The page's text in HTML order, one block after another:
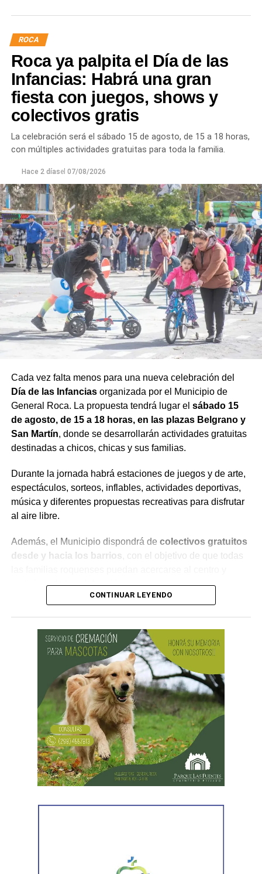
trabaja para sostener la producción de agua potable.
Por otra parte, en Gral. E. Godoy se registran valores de
turbiedad cercanos a 80 NTU, mientras que en
Chichinales rondan los 10 NTU. En ambos casos, las
plantas continúan funcionando con monitoreo
permanente.
Los equipos técnicos de Aguas Rionegrinas mantienen
un seguimiento constante de la evolución de la turbiedad
para adecuar la producción de agua potable de acuerdo
con las condiciones que presenta el río.
ROCA
Roca ya palpita el Día de las
Infancias: Habrá una gran
fiesta con juegos, shows y
colectivos gratis
La celebración será el sábado 15 de agosto, de 15 a 18 horas,
con múltiples actividades gratuitas para toda la familia.
Hace 2 díasel 07/08/2026
Cada vez falta menos para una nueva celebración del
Día de las Infanciasorganizada por el Municipio de
General Roca. La propuesta tendrá lugar el sábado 15
de agosto, de 15 a 18 horas, en las plazas Belgrano y
San Martín, donde se desarrollarán actividades gratuitas
destinadas a chicos, chicas y sus familias.
Durante la jornada habrá estaciones de juegos y de arte,
espectáculos, sorteos, inflables, actividades deportivas,
música y diferentes propuestas recreativas para disfrutar
al aire libre.
Además, el Municipio dispondrá de colectivos gratuitos
desde y hacia los barrios , con el objetivo de que todas
participar de la celebración.
¿Por qué se celebra el Día de las
Infancias?
La conmemoración tiene su origen en una
recomendación realizada por la Organización de las
Naciones Unidas (ONU) en 1954, mediante la cual se
propuso que los países destinaran una jornada para
promover la fraternidad entre niños y niñas y concientizar
sobre su derecho a la salud, la educación y la protección.
En Argentina, esta celebración comenzó a realizarse en
1960 con actividades sociales y culturales destinadas a
promover el bienestar de la niñez en todo el país.
¿Por qué se habla de infancias?
atraviesan niños y niñas. La expresión busca visibilizar
CONTINUAR LEYENDO